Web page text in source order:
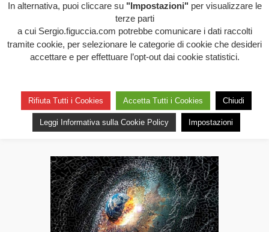
HOME/ARTE A
HOME /HORROR TV
MENTE/ ORRORI DI STAMPA/QUESTA FOLLE
SOCIETÀ
SOCIAL MENTWORK
DALL'INTERNO/RESTEREMO SEPOLTI DALLA
“SPAZZACULTURA”
Resteremo sepolti dalla
“spazzacultura”
— 26 Novembre 2022 Commenti disabilitati
“spazzacultura”
In alternativa, puoi cliccare su "Impostazioni" per visualizzare le
terze parti
a cui Sergio.figuccia.com potrebbe comunicare i dati raccolti
tramite cookie, per selezionare le categorie di cookie che desideri
accettare e per effettuare l’opt-out dai cookie statistici.
Rifiuta Tutti i Cookies Accetta Tutti i Cookies Chiudi
Leggi Informativa sulla Cookie Policy Impostazioni